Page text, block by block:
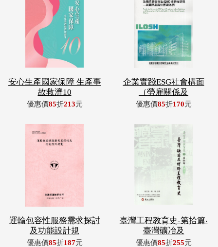
安心生產國家保障 生產事
故救濟10
優惠價85折213元
企業實踐ESG社會構面
（勞雇關係及
優惠價85折170元
運輸包容性服務需求探討
及功能設計規
優惠價85折187元
臺灣工程教育史-第拾篇‧
臺灣礦冶及
優惠價85折255元